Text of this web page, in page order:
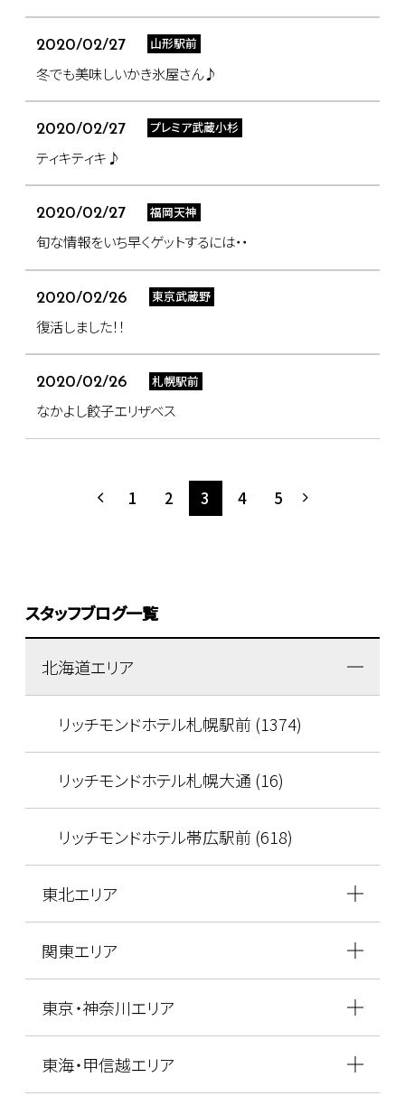
2020/02/27 山形駅前
冬でも美味しいかき氷屋さん♪
2020/02/27 プレミア武蔵小杉
ティキティキ♪
2020/02/27 福岡天神
旬な情報をいち早くゲットするには・・
2020/02/26 東京武蔵野
復活しました！！
2020/02/26 札幌駅前
なかよし餃子エリザベス
1 2 3 4 5
スタッフブログ一覧
北海道エリア
リッチモンドホテル札幌駅前 (1374)
リッチモンドホテル札幌大通 (16)
リッチモンドホテル帯広駅前 (618)
東北エリア
関東エリア
東京・神奈川エリア
東海・甲信越エリア